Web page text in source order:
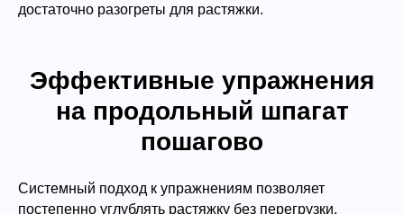
достаточно разогреты для растяжки.
Эффективные упражнения
на продольный шпагат
пошагово
Системный подход к упражнениям позволяет
постепенно углублять растяжку без перегрузки.